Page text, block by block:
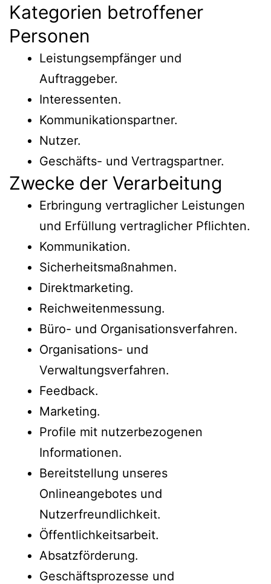
Kategorien betroffener
Personen
Leistungsempfänger und
Auftraggeber.
Interessenten.
Kommunikationspartner.
Nutzer.
Geschäfts- und Vertragspartner.
Zwecke der Verarbeitung
Erbringung vertraglicher Leistungen
und Erfüllung vertraglicher Pflichten.
Kommunikation.
Sicherheitsmaßnahmen.
Direktmarketing.
Reichweitenmessung.
Büro- und Organisationsverfahren.
Organisations- und
Verwaltungsverfahren.
Feedback.
Marketing.
Profile mit nutzerbezogenen
Informationen.
Bereitstellung unseres
Onlineangebotes und
Nutzerfreundlichkeit.
Öffentlichkeitsarbeit.
Absatzförderung.
Geschäftsprozesse und